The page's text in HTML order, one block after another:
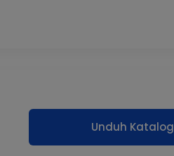
Unduh Katalog